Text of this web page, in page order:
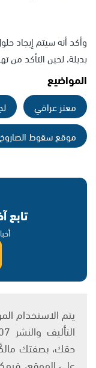
وأكد أنه سيتم إيجاد
بديلة، لحين التأكد من
المواضيع
معتز عراقي
موقع سقوط الصاروخ
تابع
حقك، بصفتك